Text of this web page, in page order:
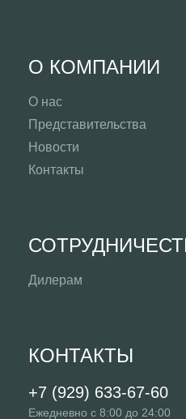
О КОМПАНИИ
О нас
Представительства
Новости
Контакты
Дилерам
КОНТАКТЫ
+7 (929) 633-67-60
Ежедневно с 8:00 до 24:00